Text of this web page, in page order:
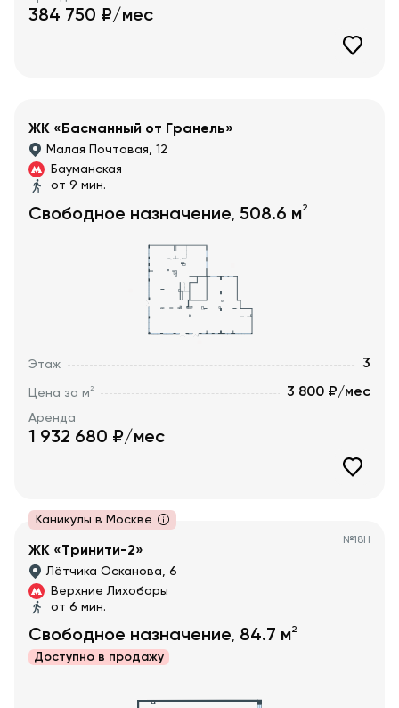
384 750 ₽/мес
ЖК «Басманный от Гранель»
Малая Почтовая, 12
Бауманская
от 9 мин.
Свободное назначение 508.6 м2
Этаж 3
Цена за м2 3 800 ₽/мес
Аренда
1 932 680 ₽/мес
Каникулы в Москве
№18Н
ЖК «Тринити-2»
Лётчика Осканова, 6
Верхние Лихоборы
от 6 мин.
Свободное назначение, 84.7 м2
Доступно в продажу